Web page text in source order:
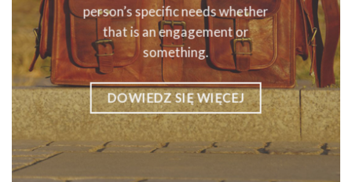
person’s specific needs whether
that is an engagement or
something.
DOWIEDZ SIĘ WIĘCEJ